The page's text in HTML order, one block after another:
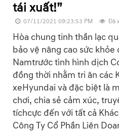
tái xuất!”
07/11/2021 09:23:53 PM Đã
Hòa chung tinh thần lạc
bảo vệ nâng cao sức
Namtrước tình hình dịch
đồng thời nhằm tri ân các
xeHyundai và đặc biệt là
chơi, chia sẻ cảm xúc,
tíchcực đến với tất cả
Công Ty Cổ Phần Liên